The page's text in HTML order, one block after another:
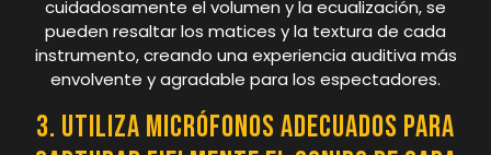
cuidadosamente el volumen y la ecualización, se
pueden resaltar los matices y la textura de cada
instrumento, creando una experiencia auditiva más
envolvente y agradable para los espectadores.
3. Utiliza micrófonos adecuados para